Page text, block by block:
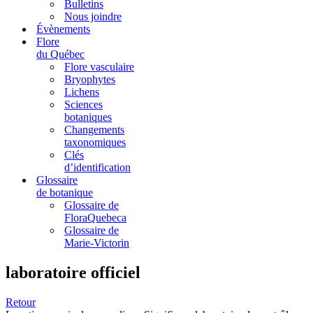
Bulletins
Nous joindre
Évènements
Flore
du Québec
Flore vasculaire
Bryophytes
Lichens
Sciences
botaniques
Changements
taxonomiques
Clés
d’identification
Glossaire
de botanique
Glossaire de
FloraQuebeca
Glossaire de
Marie-Victorin
laboratoire officiel
Retour